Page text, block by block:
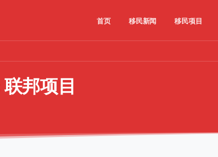
首页 移民新闻 移民项目
联邦项目